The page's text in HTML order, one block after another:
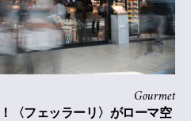
Gourmet
〈フェッラーリ〉がローマ空